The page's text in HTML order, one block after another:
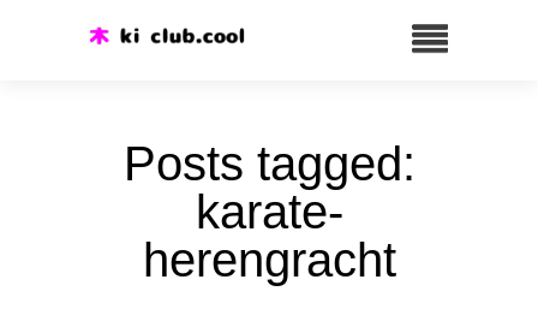
Posts tagged:
karate-
herengracht